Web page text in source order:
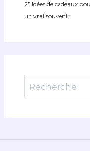
25 idées de cadeaux
un vrai souvenir
Rechercher